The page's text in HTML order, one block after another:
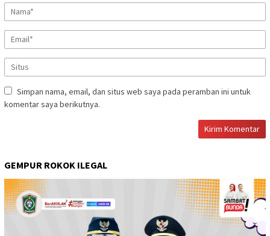
Simpan nama, email, dan situs web saya pada peramban ini untuk
komentar saya berikutnya.
GEMPUR ROKOK ILEGAL